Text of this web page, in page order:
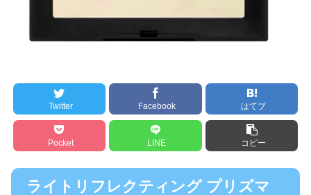
Twitter Facebook はてブ
Pocket LINE コピー
ライトリフレクティング プリズマ